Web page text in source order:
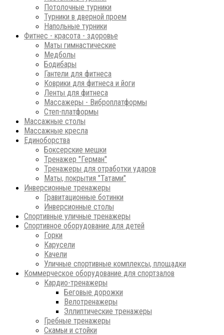
Потолочные турники
Турники в дверной проем
Напольные турники
Фитнес - красота - здоровье
Маты гимнастические
Медболы
Бодибары
Гантели для фитнеса
Коврики для фитнеса и йоги
Ленты для фитнеса
Массажеры - Виброплатформы
Степ-платформы
Массажные столы
Массажные кресла
Единоборства
Боксерские мешки
Тренажер "Герман"
Тренажеры для отработки ударов
Маты, покрытия "Татами"
Инверсионные тренажеры
Гравитационные ботинки
Инверсионные столы
Спортивные уличные тренажеры
Спортивное оборудование для детей
Горки
Карусели
Качели
Уличные спортивные комплексы, площадки
Коммерческое оборудование для спортзалов
Кардио-тренажеры
Беговые дорожки
Велотренажеры
Эллиптические тренажеры
Гребные тренажеры
Скамьи и стойки